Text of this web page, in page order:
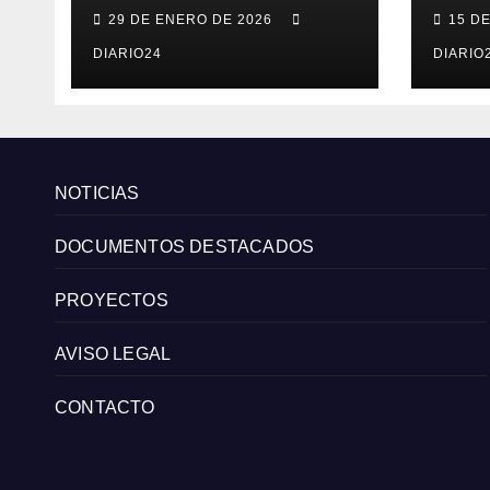
convocatoria de
becas para mujeres
emprendedoras
andaluzas
29 DE ENERO DE 2026
DIARIO24
de
y
15
NOTICIAS
DOCUMENTOS DESTACADOS
PROYECTOS
AVISO LEGAL
CONTACTO